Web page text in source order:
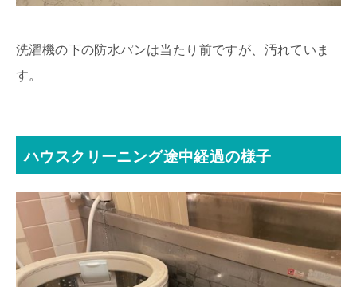
洗濯機の下の防水パンは当たり前ですが、汚れていま
す。
ハウスクリーニング途中経過の様子